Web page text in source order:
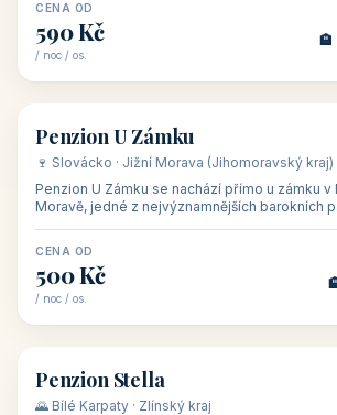
CENA OD
590 Kč
/ noc / os.
🏨
🏡 penzion
Penzion U Zámku
🍷 Slovácko · Jižní Morava (Jihomoravský kraj)
Penzion U Zámku se nachází přímo u zámku v
Moravě, jedné z nejvýznamnějších barokních
CENA OD
500 Kč
/ noc / os.
🏡 penzion
Penzion Stella
🌄 Bílé Karpaty · Zlínský kraj